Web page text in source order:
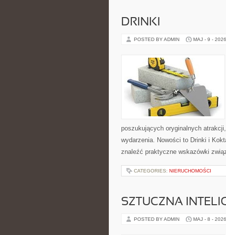
DRINKI
POSTED BY ADMIN MAJ - 9 - 2026
poszukujących oryginalnych
wydarzenia. Nowości to Drinki i
znaleźć praktyczne wskazówki
CATEGORIES: NIERUCHOMOŚCI
SZTUCZNA
POSTED BY ADMIN MAJ - 8 - 2026